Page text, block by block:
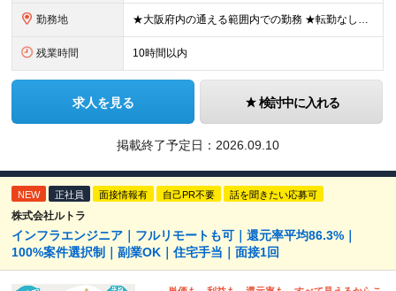
勤務地 ★大阪府内の通える範囲内での勤務 ★転勤なし！ 【新入社員研修の実施場所】 オフィス：大阪府大阪市北区西天満4-3-17 MF西天満ビル12F ※研修後は大阪府内の各プロジェクト先となります。 ※
残業時間 10時間以内
求人を見る 検討中に入れる
掲載終了予定日： 2026.09.10
NEW 正社員 面接情報有 自己PR不要 話を聞きたい応募可
株式会社ルトラ
インフラエンジニア｜フルリモートも可｜還元率平均86.3%｜
100%案件選択制｜副業OK｜住宅手当｜面接1回